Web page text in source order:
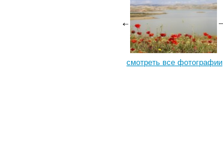
смотреть все фотографии